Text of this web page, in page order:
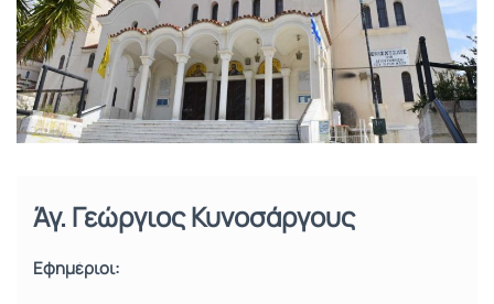
Άγ. Γεώργιος Κυνοσάργους
Εφημέριοι: